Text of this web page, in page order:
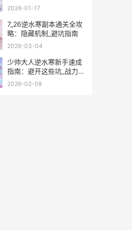
2026-01-17
7_26逆水寒副本通关全攻
略：隐藏机制_避坑指南
2026-03-04
少帅大人逆水寒新手速成
指南：避开这些坑_战力翻
倍涨
2026-02-08